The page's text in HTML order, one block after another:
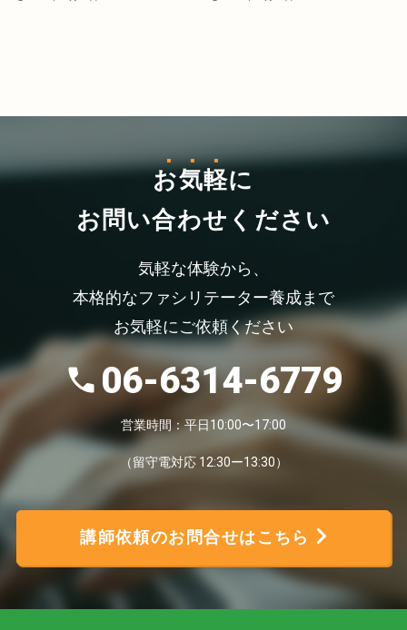
お気軽に
お問い合わせください
気軽な体験から、
本格的なファシリテーター養成まで
お気軽にご依頼ください
06-6314-6779
営業時間：平日10:00〜17:00
（留守電対応 12:30ー13:30）
講師依頼のお問合せはこちら